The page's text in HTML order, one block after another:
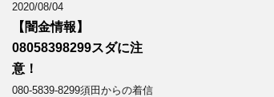
2020/08/04
【闇金情報】
08058398299スダに注
意！
080-5839-8299須田からの着信